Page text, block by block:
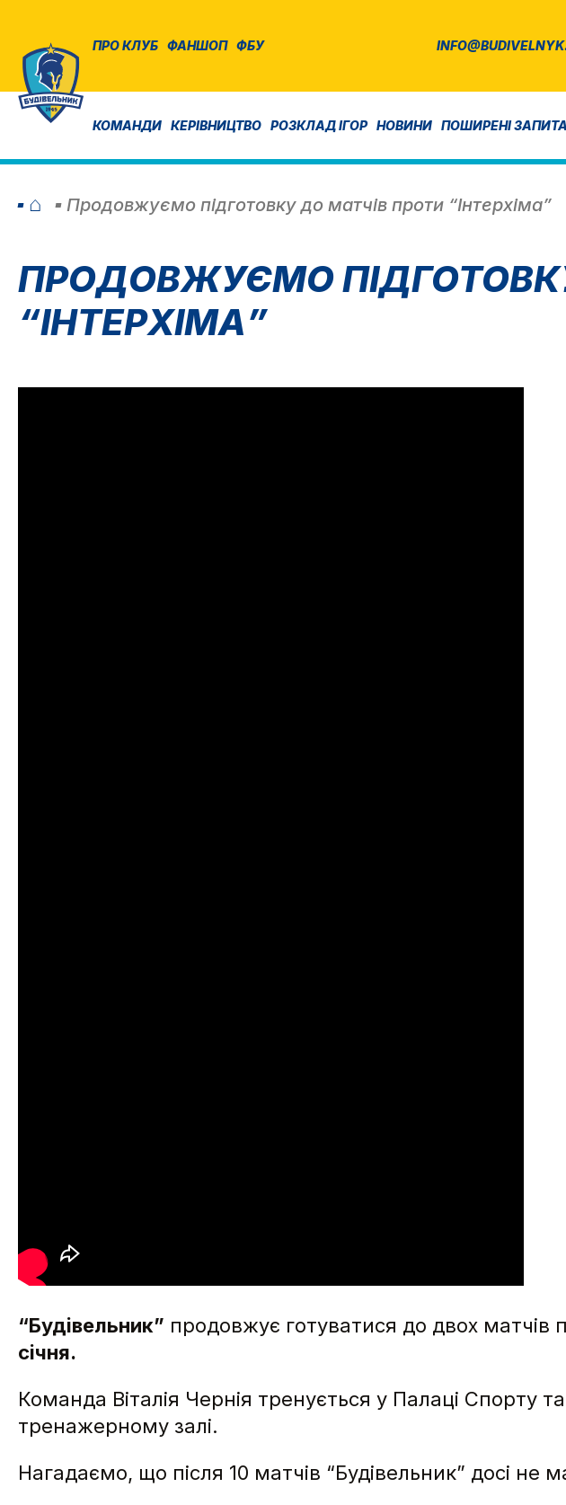
ПРО КЛУБ ФАНШОП ФБУ
КОМАНДИ КЕРІВНИЦТВО РОЗКЛАД ІГОР НОВИНИ ПОШИРЕНІ
⌂ Продовжуємо підготовку до матчів проти “Інтерхіма”
ПРОДОВЖУЄМО
“ІНТЕРХІМА”
“Будівельник” продовжує готуватися до двох матчів
січня.
Команда Віталія Чернія тренується у Палаці Спорту
тренажерному залі.
Нагадаємо, що після 10 матчів “Будівельник” досі не